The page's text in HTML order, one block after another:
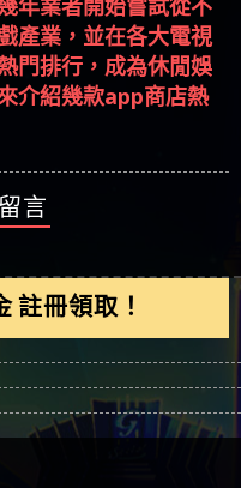
年業者開始嘗試從不
產業，並在各大電視
門排行，成為休閒娛
介紹幾款app商店熱
言
DISS博弈送你發財金 註冊領取！